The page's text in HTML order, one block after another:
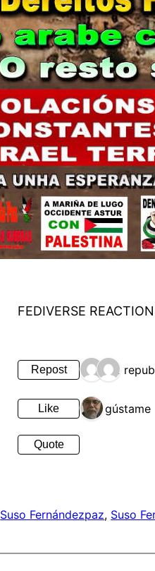
FEDIVERSE
Repost 2
Like 1 gústame
Quote
Suso Fernándezpaz, Suso